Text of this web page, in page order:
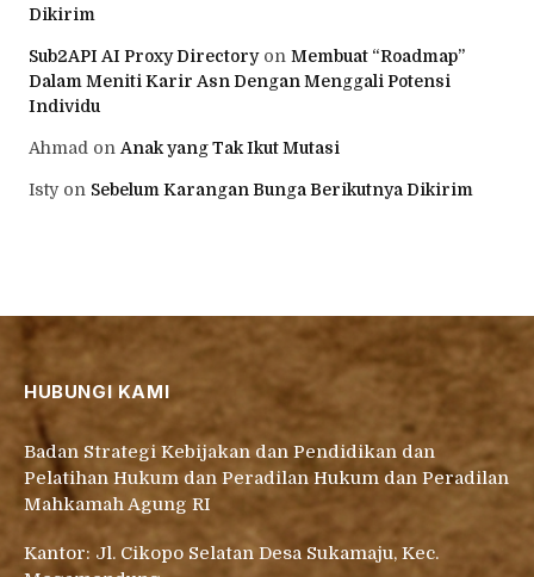
Dikirim
Sub2API AI Proxy Directoryon Membuat “Roadmap”
Dalam Meniti Karir Asn Dengan Menggali Potensi
Individu
Ahmad on Anak yang Tak Ikut Mutasi
Istyon Sebelum Karangan Bunga Berikutnya Dikirim
HUBUNGI KAMI
Badan Strategi Kebijakan dan Pendidikan dan
Pelatihan Hukum dan Peradilan Hukum dan Peradilan
Mahkamah Agung RI
Kantor: Jl. Cikopo Selatan Desa Sukamaju, Kec.